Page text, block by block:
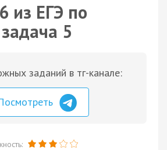
из ЕГЭ по
5
заданий в тг-канале: